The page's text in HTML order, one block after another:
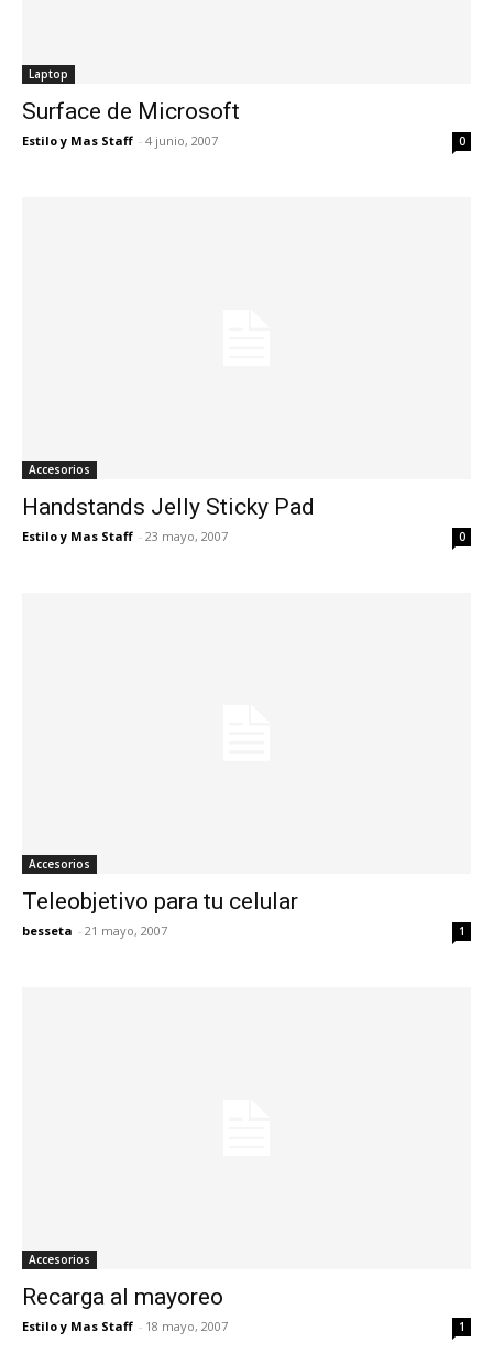
Laptop
Surface de Microsoft
Estilo y Mas Staff - 4 junio, 2007 0
Accesorios
Handstands Jelly Sticky Pad
Estilo y Mas Staff - 23 mayo, 2007 0
Accesorios
Teleobjetivo para tu celular
besseta - 21 mayo, 2007 1
Accesorios
Recarga al mayoreo
Estilo y Mas Staff - 18 mayo, 2007 1